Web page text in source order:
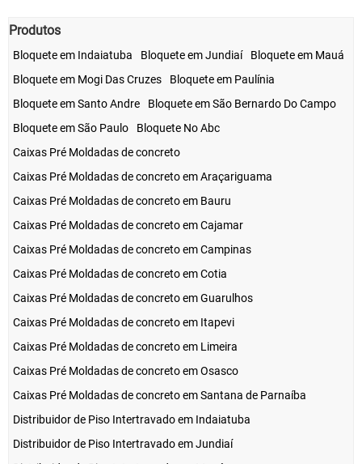
Produtos
Bloquete em Indaiatuba Bloquete em Jundiaí
Bloquete em Mauá
Bloquete em Mogi Das Cruzes
Bloquete em Paulínia
Bloquete em Santo Andre
Bloquete em São Bernardo Do Campo
Bloquete em São Paulo
Bloquete No Abc
Caixas Pré Moldadas de concreto
Caixas Pré Moldadas de concreto em Araçariguama
Caixas Pré Moldadas de concreto em Bauru
Caixas Pré Moldadas de concreto em Cajamar
Caixas Pré Moldadas de concreto em Campinas
Caixas Pré Moldadas de concreto em Cotia
Caixas Pré Moldadas de concreto em Guarulhos
Caixas Pré Moldadas de concreto em Itapevi
Caixas Pré Moldadas de concreto em Limeira
Caixas Pré Moldadas de concreto em Osasco
Caixas Pré Moldadas de concreto em Santana de Parnaíba
Distribuidor de Piso Intertravado em Indaiatuba
Distribuidor de Piso Intertravado em Jundiaí